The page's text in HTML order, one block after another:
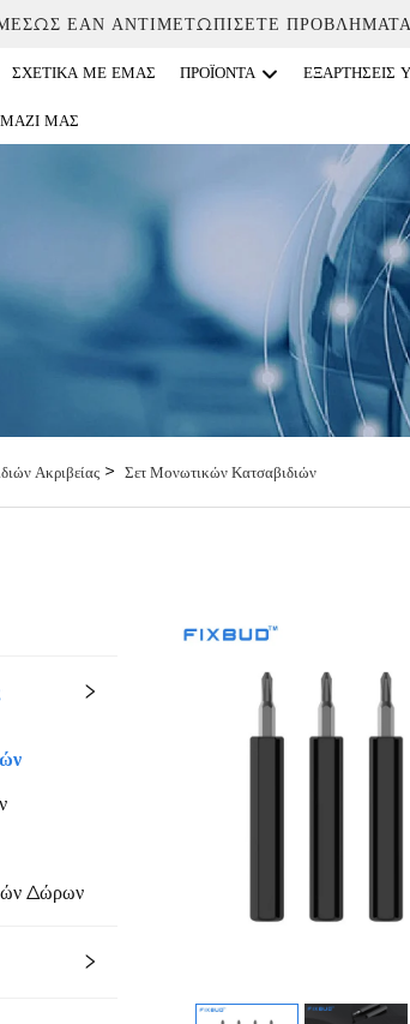
ΕΆΝ ΑΝΤΙΜΕΤΩΠΊΣΕΤΕ
ΣΧΕΤΙΚΆ ΜΕ ΕΜΆΣ ΠΡΟΪΌΝΤΑ ΕΞΑΡΤΉΣΕΙΣ
ΜΑΣ
Ακριβείας > Σετ Μονωτικών Κατσαβιδιών
Δώρων